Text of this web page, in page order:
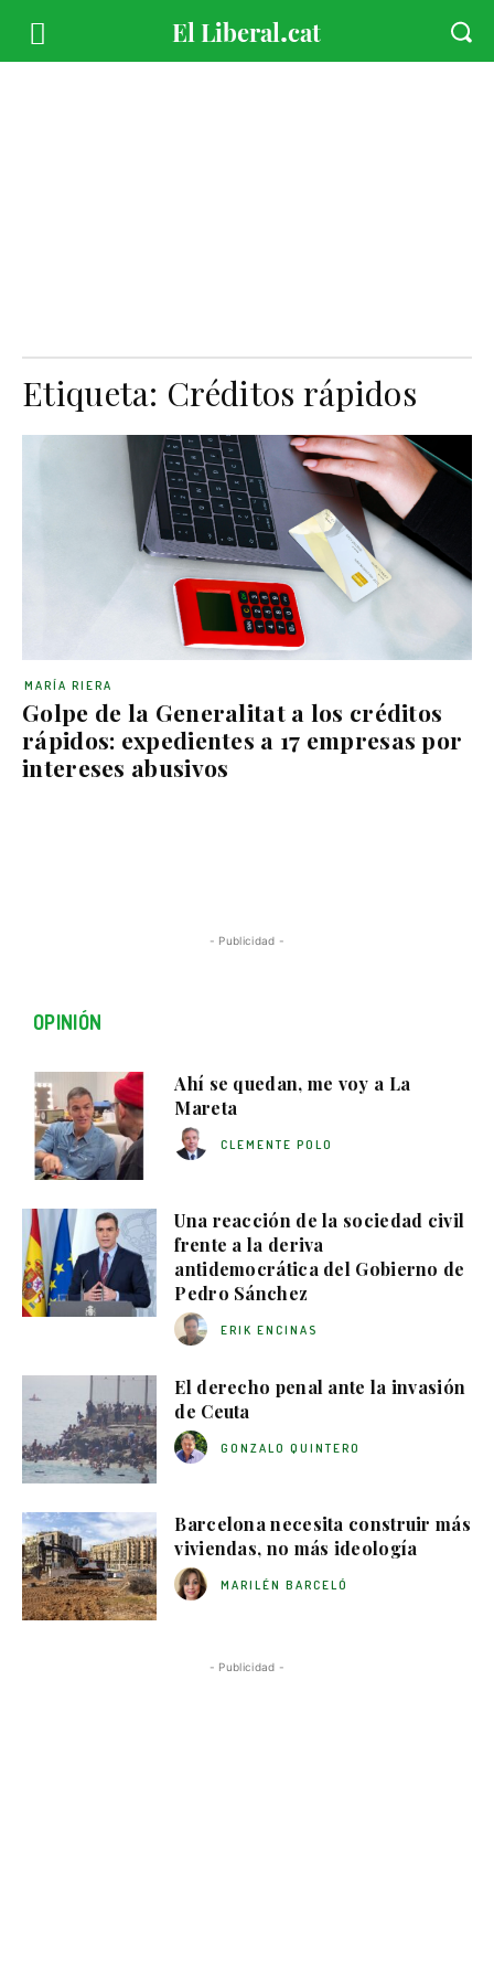
Etiqueta: Créditos rápidos
Golpe de la Generalitat a los créditos
rápidos: expedientes a 17 empresas por
intereses abusivos
MARÍA RIERA
- Publicidad -
OPINIÓN
Ahí se quedan, me voy a La
Mareta
CLEMENTE POLO
Una reacción de la sociedad civil
frente a la deriva
antidemocrática del Gobierno de
Pedro Sánchez
ERIK ENCINAS
El derecho penal ante la invasión
de Ceuta
GONZALO QUINTERO
Barcelona necesita construir más
viviendas, no más ideología
MARILÉN BARCELÓ
- Publicidad -